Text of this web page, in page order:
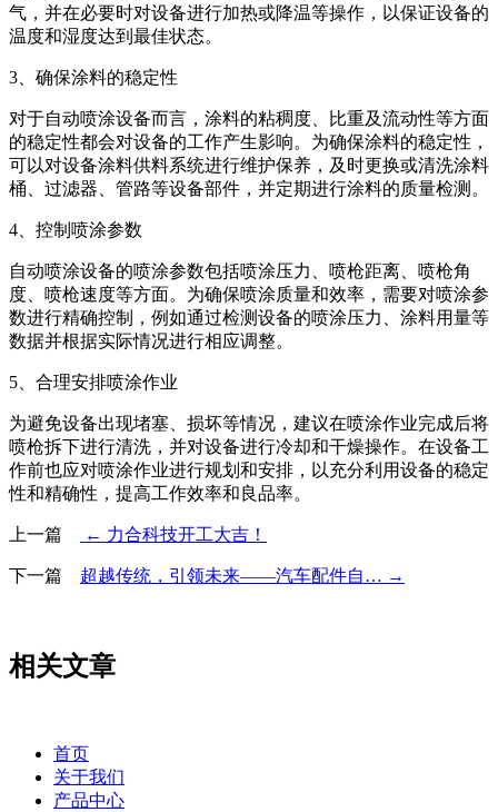
气，并在必要时对设备进行加热或降温等操作，以保证设备的
温度和湿度达到最佳状态。
3、确保涂料的稳定性
对于自动喷涂设备而言，涂料的粘稠度、比重及流动性等方面
的稳定性都会对设备的工作产生影响。为确保涂料的稳定性，
可以对设备涂料供料系统进行维护保养，及时更换或清洗涂料
桶、过滤器、管路等设备部件，并定期进行涂料的质量检测。
4、控制喷涂参数
自动喷涂设备的喷涂参数包括喷涂压力、喷枪距离、喷枪角
度、喷枪速度等方面。为确保喷涂质量和效率，需要对喷涂参
数进行精确控制，例如通过检测设备的喷涂压力、涂料用量等
数据并根据实际情况进行相应调整。
5、合理安排喷涂作业
为避免设备出现堵塞、损坏等情况，建议在喷涂作业完成后将
喷枪拆下进行清洗，并对设备进行冷却和干燥操作。在设备工
作前也应对喷涂作业进行规划和安排，以充分利用设备的稳定
性和精确性，提高工作效率和良品率。
上一篇 ← 力合科技开工大吉！
下一篇 超越传统，引领未来——汽车配件自… →
相关文章
首页
关于我们
产品中心